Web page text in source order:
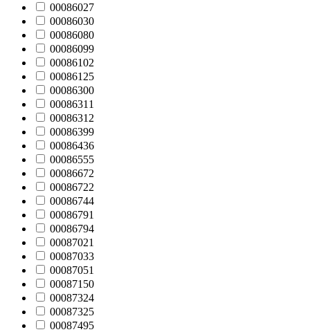
00086027
00086030
00086080
00086099
00086102
00086125
00086300
00086311
00086312
00086399
00086436
00086555
00086672
00086722
00086744
00086791
00086794
00087021
00087033
00087051
00087150
00087324
00087325
00087495